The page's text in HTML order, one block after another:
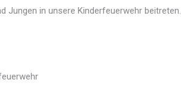
Jungen in unsere Kinderfeuerwehr beitreten.